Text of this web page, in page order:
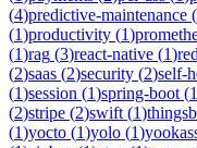
(4)predictive-maintenance (
(1)productivity (1)
(1)rag (3)react-native (1)
(2)saas (2)security (2)self-
(1)session (1)spring-boot (
(2)stripe (2)swift (1)
(1)yocto (1)yolo (1)